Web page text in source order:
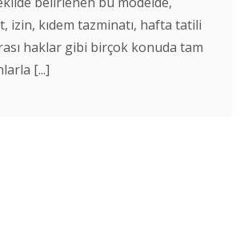
izin, kıdem tazminatı, hafta tatili
haklar gibi birçok konuda tam
[...]